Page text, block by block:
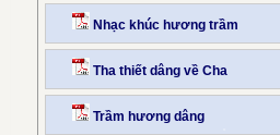
Nhạc khúc hương trầm
Tha thiết dâng về Cha
Trầm hương dâng